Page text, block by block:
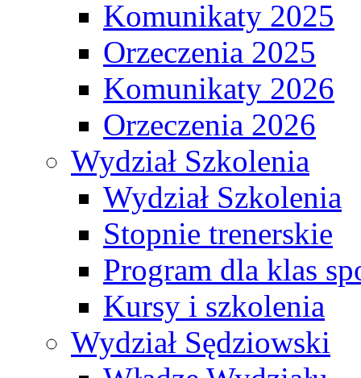
Komunikaty 2025
Orzeczenia 2025
Komunikaty 2026
Orzeczenia 2026
Wydział Szkolenia
Wydział Szkolenia
Stopnie trenerskie
Program dla klas
Kursy i szkolenia
Wydział Sędziowski